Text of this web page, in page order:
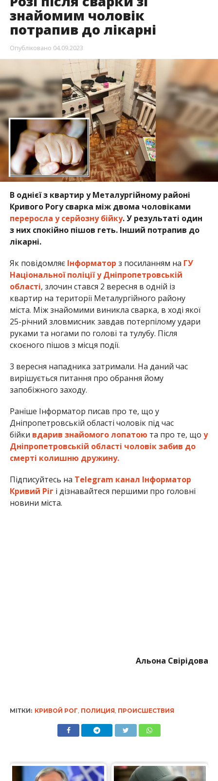
знайомим чоловік
потрапив до лікарні
Опубліковано 04.09.2023
В однієї з квартир у Металургійному районі
Кривого Рогу сварка між двома чоловіками
переросла у серйозну бійку. У результаті один
з них спокійно пішов геть. Інший потрапив до
лікарні.
Як повідомляєІнформатор з посиланням на ГУ
Національної поліції у Дніпропетровській
області, злочин стався 2 вересня в одній із
квартир на території Металургійного району
міста. Між знайомими виникла сварка, в ході якої
25-річний зловмисник завдав потерпілому удари
руками та ногами по голові та тулубу. Після
скоєного пішов з місця події.
3 вересня нападника затримали. На даний час
вирішується питання про обрання йому
запобіжного заходу.
Раніше Інформатор писав про те, що у
Дніпропетровській області чоловік під час
бійки вдарив знайомого лопатою та про те, що у
Дніпропетровській області чоловік забив до
смерті колишню дружину.
Підписуйтесь на Telegram канал Інформатор
Кривий Ріг і дізнавайтеся першими про головні
новини міста.
Альона Свірідова
МІТКИ: КРИВОЙ РОГ ПОЛИЦИЯ ПРОИСШЕСТВИЯ